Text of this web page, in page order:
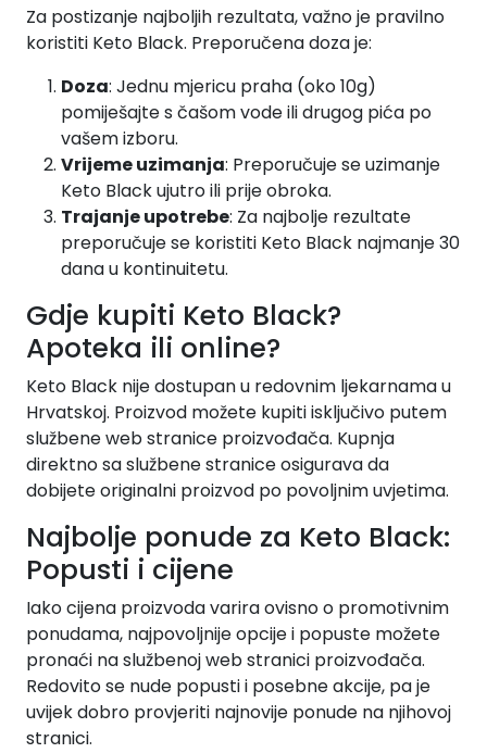
Za postizanje najboljih rezultata, važno je pravilno
koristiti Keto Black. Preporučena doza je:
Doza: Jednu mjericu praha (oko 10g)
pomiješajte s čašom vode ili drugog pića po
vašem izboru.
Vrijeme uzimanja: Preporučuje se uzimanje
Keto Black ujutro ili prije obroka.
Trajanje upotrebe: Za najbolje rezultate
preporučuje se koristiti Keto Black najmanje 30
dana u kontinuitetu.
Gdje kupiti Keto Black?
Apoteka ili online?
Keto Black nije dostupan u redovnim ljekarnama u
Hrvatskoj. Proizvod možete kupiti isključivo putem
službene web stranice proizvođača. Kupnja
direktno sa službene stranice osigurava da
dobijete originalni proizvod po povoljnim uvjetima.
Najbolje ponude za Keto Black:
Popusti i cijene
Iako cijena proizvoda varira ovisno o promotivnim
ponudama, najpovoljnije opcije i popuste možete
pronaći na službenoj web stranici proizvođača.
Redovito se nude popusti i posebne akcije, pa je
uvijek dobro provjeriti najnovije ponude na njihovoj
stranici.